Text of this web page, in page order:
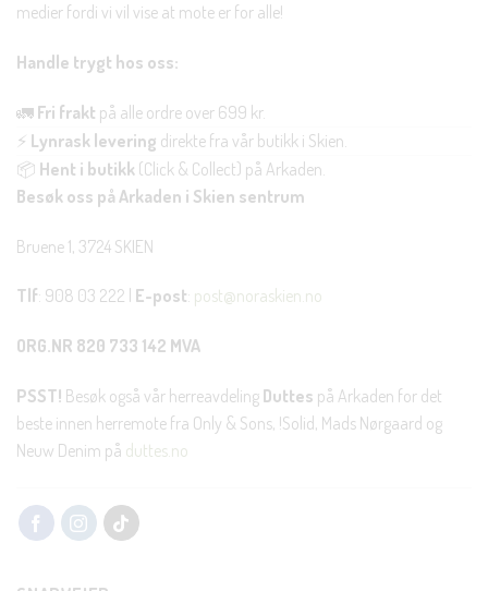
medier fordi vi vil vise at mote er for alle!
Handle trygt hos oss:
🚛 Fri frakt på alle ordre over 699 kr.
⚡ Lynrask levering direkte fra vår butikk i Skien.
📦 Hent i butikk (Click & Collect) på Arkaden.
Besøk oss på Arkaden i Skien sentrum
Bruene 1, 3724 SKIEN
Tlf: 908 03 222 | E-post: post@noraskien.no
ORG.NR 820 733 142 MVA
PSST! Besøk også vår herreavdeling Duttes på Arkaden for det
beste innen herremote fra Only & Sons, !Solid, Mads Nørgaard og
Neuw Denim på duttes.no